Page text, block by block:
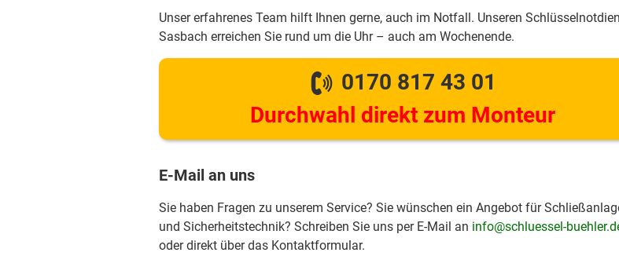
Unser erfahrenes Team hilft Ihnen gerne, auch im Notfall. Unseren
Sasbach erreichen Sie rund um die Uhr – auch am Wochenende.
0170 817 43 01
Durchwahl direkt zum Monteur
E-Mail an uns
Sie haben Fragen zu unserem Service? Sie wünschen ein Angebot für
und Sicherheitstechnik? Schreiben Sie uns per E-Mail an info@schluessel-
oder direkt über das Kontaktformular.